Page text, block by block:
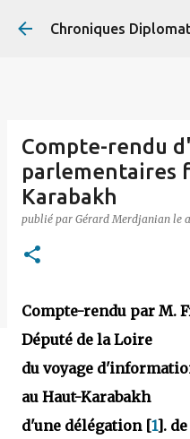
Accéder au
Chroniques
Compte-rendu
parlementaires
Karabakh
publié par Gérard Merdjanian le
Compte-rendu par M.
Député de la Loire
du voyage
au Haut-Karabakh
d'une délégation [1].